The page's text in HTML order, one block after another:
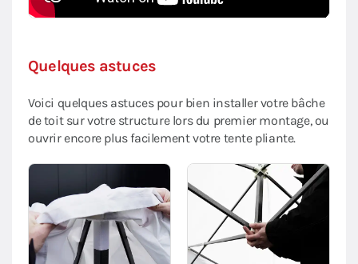
Quelques astuces
Voici quelques astuces pour bien installer votre bâche
de toit sur votre structure lors du premier montage, ou
ouvrir encore plus facilement votre tente pliante.